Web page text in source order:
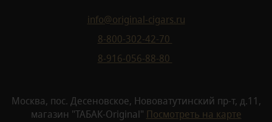
info@original-cigars.ru
8-800-302-42-70
8-916-056-88-80
Москва, пос. Десеновское, Нововатутинский пр-т, д.11,
магазин "ТАБАК-Original" Посмотреть на карте